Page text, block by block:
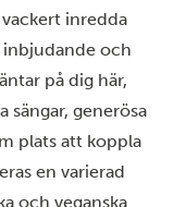
inredda
inbjudande och
på dig här,
sängar, generösa
plats att koppla
en varierad
och veganska